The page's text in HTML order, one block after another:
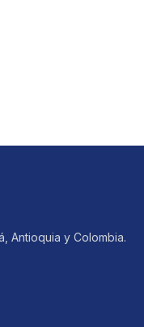
Antioquia y Colombia.